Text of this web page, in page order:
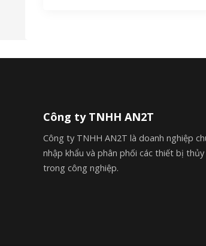
✔️ Công suất động cơ 0.75kW cho phép
Công ty TNHH AN2T
Công ty TNHH AN2T là doanh nghiệp
nhập khẩu và phân phối các thiết bị
trong công nghiệp.